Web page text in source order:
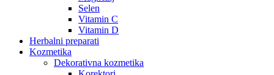
Selen
Vitamin C
Vitamin D
Herbalni preparati
Kozmetika
Dekorativna kozmetika